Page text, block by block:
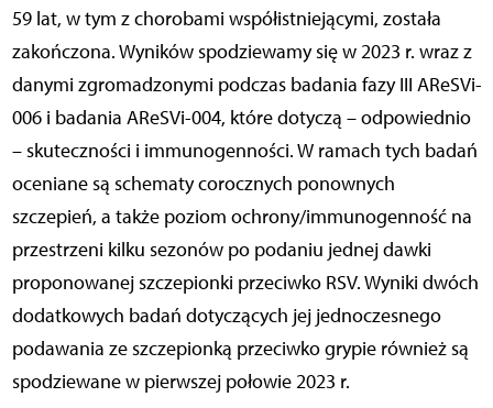
59 lat, w tym z chorobami współistniejącymi, została
zakończona. Wyników spodziewamy się w 2023 r. wraz z
danymi zgromadzonymi podczas badania fazy III AReSVi-
006 i badania AReSVi-004, które dotyczą – odpowiednio
– skuteczności i immunogenności. W ramach tych badań
oceniane są schematy corocznych ponownych
szczepień, a także poziom ochrony/immunogenność na
przestrzeni kilku sezonów po podaniu jednej dawki
proponowanej szczepionki przeciwko RSV. Wyniki dwóch
dodatkowych badań dotyczących jej jednoczesnego
podawania ze szczepionką przeciwko grypie również są
spodziewane w pierwszej połowie 2023 r.